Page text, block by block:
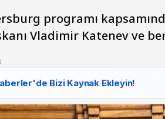
programı
Vladimir Katenev ve
Bizi Kaynak Ekleyin!